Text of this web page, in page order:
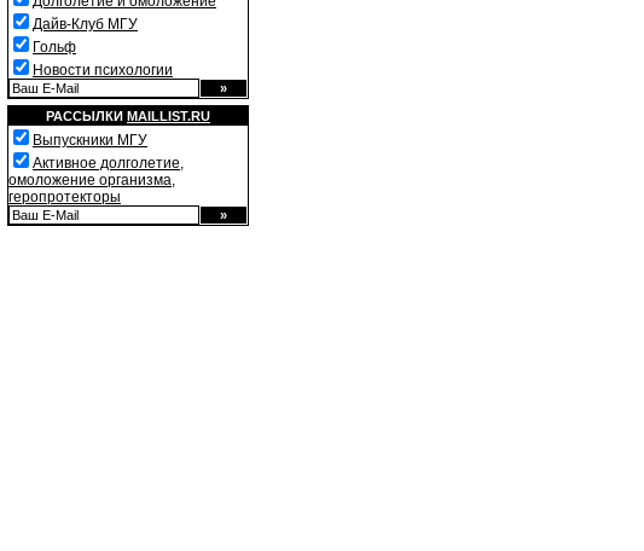
Дайв-Клуб МГУ
Гольф
Новости психологии
РАССЫЛКИ MAILLIST.RU
Выпускники МГУ
Активное долголетие,
омоложение организма,
геропротекторы